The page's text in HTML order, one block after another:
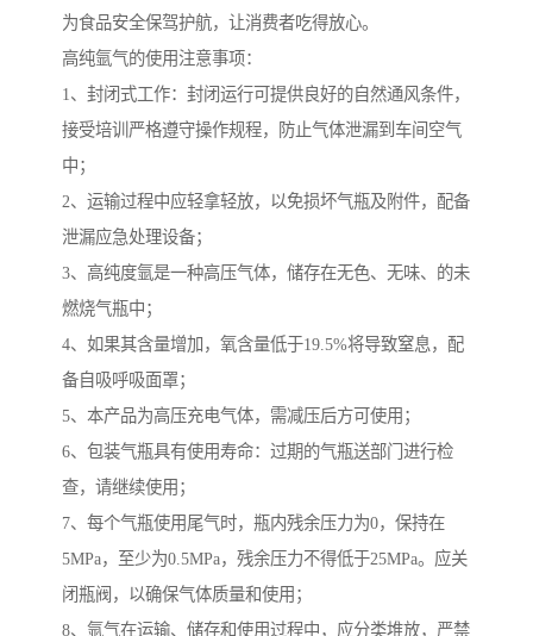
为食品安全保驾护航，让消费者吃得放心。
高纯氩气的使用注意事项：
1、封闭式工作：封闭运行可提供良好的自然通风条件，
接受培训严格遵守操作规程，防止气体泄漏到车间空气
中；
2、运输过程中应轻拿轻放，以免损坏气瓶及附件，配备
泄漏应急处理设备；
3、高纯度氩是一种高压气体，储存在无色、无味、的未
燃烧气瓶中；
4、如果其含量增加，氧含量低于19.5%将导致窒息，配
备自吸呼吸面罩；
5、本产品为高压充电气体，需减压后方可使用；
6、包装气瓶具有使用寿命：过期的气瓶送部门进行检
查，请继续使用；
7、每个气瓶使用尾气时，瓶内残余压力为0，保持在
5MPa，至少为0.5MPa，残余压力不得低于25MPa。应关
闭瓶阀，以确保气体质量和使用；
8、氩气在运输、储存和使用过程中，应分类堆放，严禁